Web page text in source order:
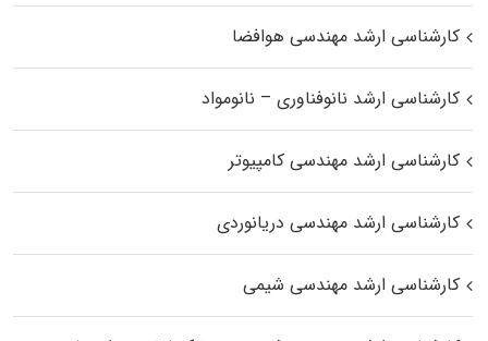
کارشناسی ارشد مهندسی هوافضا
کارشناسی ارشد نانوفناوری – نانومواد
کارشناسی ارشد مهندسی کامپیوتر
کارشناسی ارشد مهندسی دریانوردی
کارشناسی ارشد مهندسی شیمی